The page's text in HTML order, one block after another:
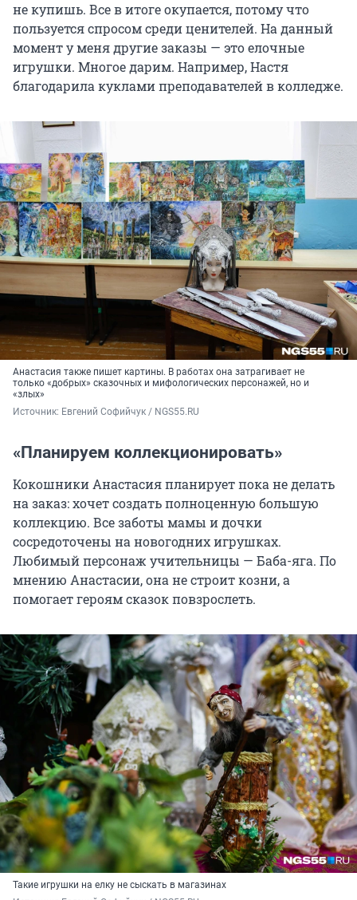
не купишь. Все в итоге окупается, потому что
пользуется спросом среди ценителей. На данный
момент у меня другие заказы — это елочные
игрушки. Многое дарим. Например, Настя
благодарила куклами преподавателей в колледже.
Анастасия также пишет картины. В работах она затрагивает не
только «добрых» сказочных и мифологических персонажей, но и
«злых»
Источник: Евгений Софийчук / NGS55.RU
«Планируем коллекционировать»
Кокошники Анастасия планирует пока не делать
на заказ: хочет создать полноценную большую
коллекцию. Все заботы мамы и дочки
сосредоточены на новогодних игрушках.
Любимый персонаж учительницы — Баба-яга. По
мнению Анастасии, она не строит козни, а
помогает героям сказок повзрослеть.
Такие игрушки на елку не сыскать в магазинах